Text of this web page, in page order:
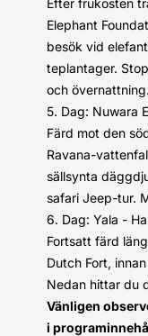
Efter frukosten
Elephant
besök vid
teplantager.
och övernattning.
5. Dag: Nuwara
Färd mot den
Ravana-
sällsynta
safari Jeep-tur.
6. Dag: Yala -
Fortsatt färd
Dutch Fort,
Nedan hittar du
Vänligen
i